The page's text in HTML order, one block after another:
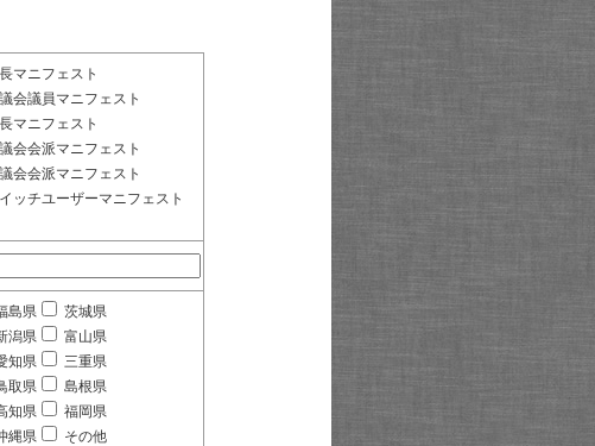
マニフェスト
会議員マニフェスト
マニフェスト
会会派マニフェスト
会会派マニフェスト
ッチユーザーマニフェスト
島県
茨城県
潟県
富山県
知県
三重県
取県
島根県
知県
福岡県
縄県 その他